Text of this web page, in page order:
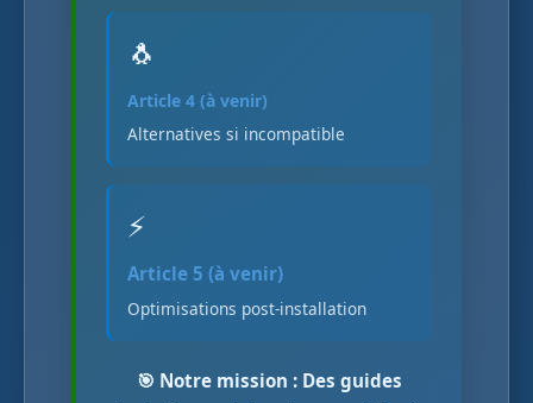
🐧
Article 4 (à venir)
Alternatives si incompatible
⚡
Article 5 (à venir)
Optimisations post-installation
🎯 Notre mission : Des guides